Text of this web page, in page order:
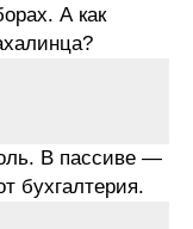
А как
В пассиве —
бухгалтерия.